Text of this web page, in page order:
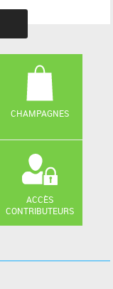
CHAMPAGNES
ACCÈS
CONTRIBUTEURS